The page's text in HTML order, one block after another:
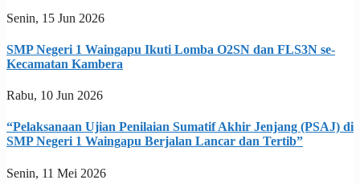
Senin, 15 Jun 2026
SMP Negeri 1 Waingapu Ikuti Lomba O2SN dan FLS3N se-
Kecamatan Kambera
Rabu, 10 Jun 2026
“Pelaksanaan Ujian Penilaian Sumatif Akhir Jenjang (PSAJ) di
SMP Negeri 1 Waingapu Berjalan Lancar dan Tertib”
Senin, 11 Mei 2026